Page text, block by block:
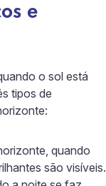
e
o sol está
tipos de
quando
são visíveis.